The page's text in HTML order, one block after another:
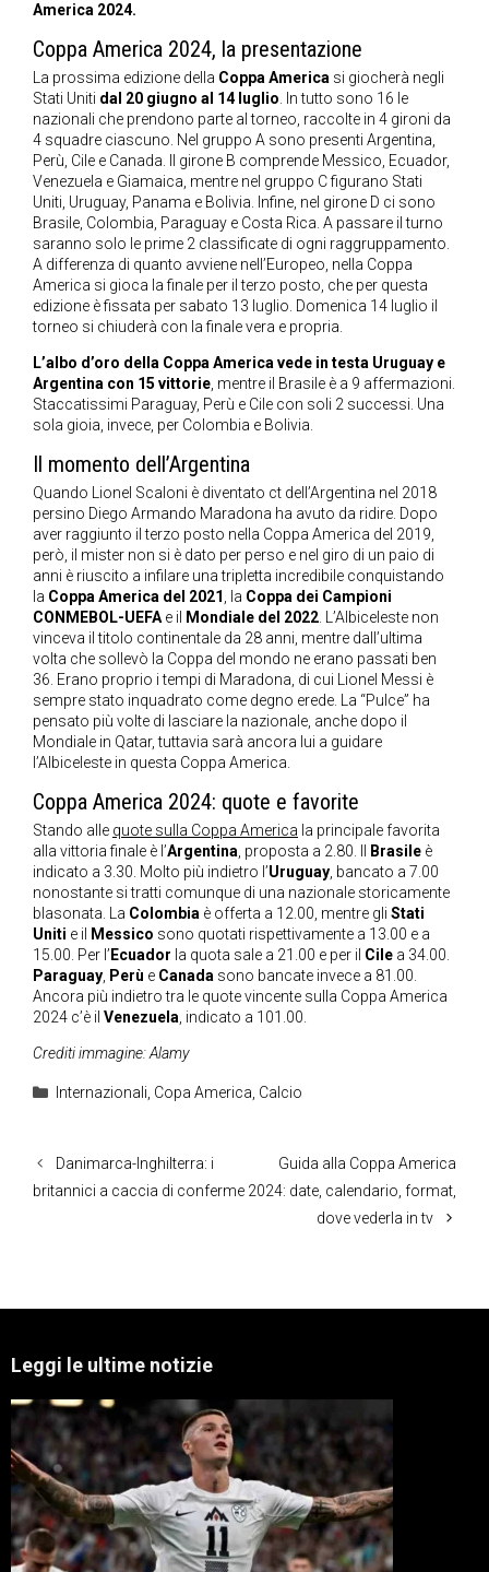
America 2024.
Coppa America 2024, la presentazione
La prossima edizione della Coppa America si giocherà negli
Stati Uniti dal 20 giugno al 14 luglio. In tutto sono 16 le
nazionali che prendono parte al torneo, raccolte in 4 gironi da
4 squadre ciascuno. Nel gruppo A sono presenti Argentina,
Perù, Cile e Canada. Il girone B comprende Messico, Ecuador,
Venezuela e Giamaica, mentre nel gruppo C figurano Stati
Uniti, Uruguay, Panama e Bolivia. Infine, nel girone D ci sono
Brasile, Colombia, Paraguay e Costa Rica. A passare il turno
saranno solo le prime 2 classificate di ogni raggruppamento.
A differenza di quanto avviene nell’Europeo, nella Coppa
America si gioca la finale per il terzo posto, che per questa
edizione è fissata per sabato 13 luglio. Domenica 14 luglio il
torneo si chiuderà con la finale vera e propria.
L’albo d’oro della Coppa America vede in testa Uruguay e
Argentina con 15 vittorie, mentre il Brasile è a 9 affermazioni.
Staccatissimi Paraguay, Perù e Cile con soli 2 successi. Una
sola gioia, invece, per Colombia e Bolivia.
Il momento dell’Argentina
Quando Lionel Scaloni è diventato ct dell’Argentina nel 2018
persino Diego Armando Maradona ha avuto da ridire. Dopo
aver raggiunto il terzo posto nella Coppa America del 2019,
però, il mister non si è dato per perso e nel giro di un paio di
anni è riuscito a infilare una tripletta incredibile conquistando
la Coppa America del 2021, la Coppa dei Campioni
CONMEBOL-UEFAe il Mondiale del 2022. L’Albiceleste non
vinceva il titolo continentale da 28 anni, mentre dall’ultima
volta che sollevò la Coppa del mondo ne erano passati ben
36. Erano proprio i tempi di Maradona, di cui Lionel Messi è
sempre stato inquadrato come degno erede. La “Pulce” ha
pensato più volte di lasciare la nazionale, anche dopo il
Mondiale in Qatar, tuttavia sarà ancora lui a guidare
l’Albiceleste in questa Coppa America.
Coppa America 2024: quote e favorite
Stando alle quote sulla Coppa America la principale favorita
alla vittoria finale è l’Argentina, proposta a 2.80. Il Brasile è
indicato a 3.30. Molto più indietro l’Uruguay, bancato a 7.00
nonostante si tratti comunque di una nazionale storicamente
blasonata. La Colombia è offerta a 12.00, mentre gli Stati
Uniti e il Messico sono quotati rispettivamente a 13.00 e a
15.00. Per l’ Ecuador la quota sale a 21.00 e per il Cile a 34.00.
Paraguay, Perù e Canada sono bancate invece a 81.00.
Ancora più indietro tra le quote vincente sulla Coppa America
2024 c’è il Venezuela, indicato a 101.00.
Crediti immagine: Alamy
Categorie
Internazionali, Copa America, Calcio
Danimarca-Inghilterra: i
britannici a caccia di conferme
Guida alla Coppa America
2024: date, calendario, format,
dove vederla in tv
Leggi le ultime notizie